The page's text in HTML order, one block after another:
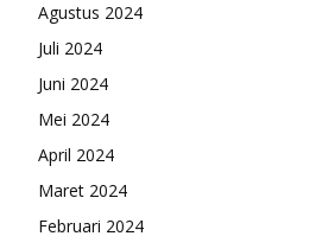
Agustus 2024
Juli 2024
Juni 2024
Mei 2024
April 2024
Maret 2024
Februari 2024